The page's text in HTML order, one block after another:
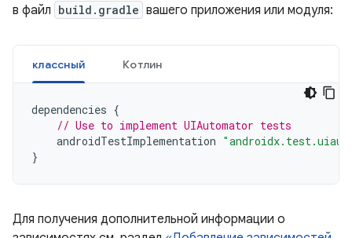
в файл build.gradle вашего приложения или модуля:
классный Котлин
dependencies {
// Use to implement UIAutomator tests
androidTestImplementation
}
Для получения дополнительной информации о